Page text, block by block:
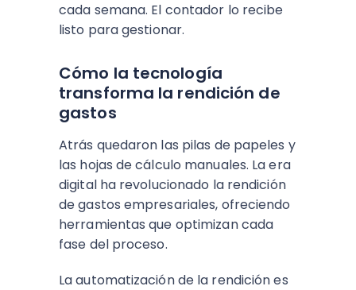
cada semana. El contador lo recibe
listo para gestionar.
Cómo la tecnología
transforma la rendición de
gastos
Atrás quedaron las pilas de papeles y
las hojas de cálculo manuales. La era
digital ha revolucionado la rendición
de gastos empresariales, ofreciendo
herramientas que optimizan cada
fase del proceso.
La automatización de la rendición es